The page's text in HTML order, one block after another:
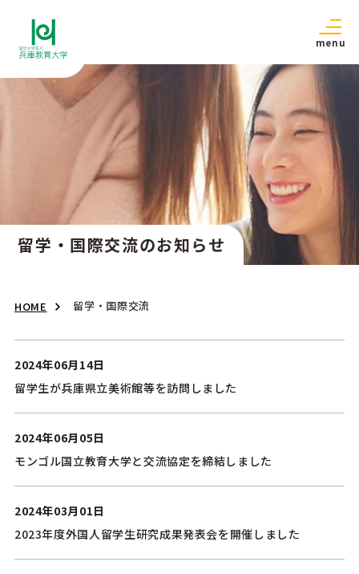
menu
留学・国際交流のお知らせ
HOME 留学・国際交流
2024年06月14日
留学生が兵庫県立美術館等を訪問しました
2024年06月05日
モンゴル国立教育大学と交流協定を締結しました
2024年03月01日
2023年度外国人留学生研究成果発表会を開催しました